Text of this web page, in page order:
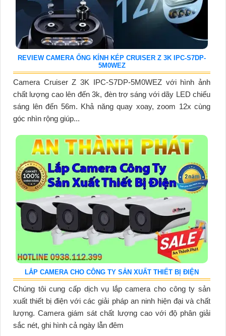
REVIEW CAMERA ỐNG KÍNH KÉP CRUISER Z 3K IPC-S7DP-
5M0WEZ
Camera Cruiser Z 3K IPC-S7DP-5M0WEZ với hình ảnh
chất lượng cao lên đến 3k, đèn trợ sáng với dãy LED chiếu
sáng lên đến 56m. Khả năng quay xoay, zoom 12x cùng
góc nhìn rộng giúp...
LẮP CAMERA CHO CÔNG TY SẢN XUẤT THIẾT BỊ ĐIỆN
Chúng tôi cung cấp dịch vụ lắp camera cho công ty sản
xuất thiết bị điện với các giải pháp an ninh hiện đại và chất
lượng. Camera giám sát chất lượng cao với độ phân giải
sắc nét, ghi hình cả ngày lẫn đêm